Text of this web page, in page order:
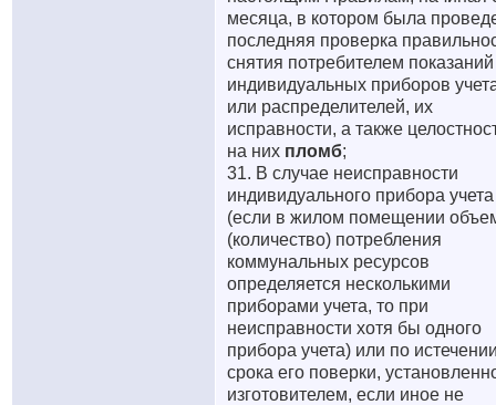
месяца, в котором была
последняя проверка
снятия потребителем показаний
индивидуальных приборов
или распределителей, их
исправности, а также
на них пломб;
31. В случае неисправности
индивидуального прибора учета
(если в жилом помещении
(количество) потребления
коммунальных ресурсов
определяется несколькими
приборами учета, то при
неисправности хотя бы одного
прибора учета) или по
срока его поверки,
изготовителем, если иное не